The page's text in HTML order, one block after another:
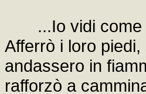
...Io vidi come
Afferrò i loro
andassero in
rafforzò a